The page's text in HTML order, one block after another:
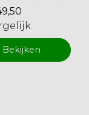
geleverd
Bekijken